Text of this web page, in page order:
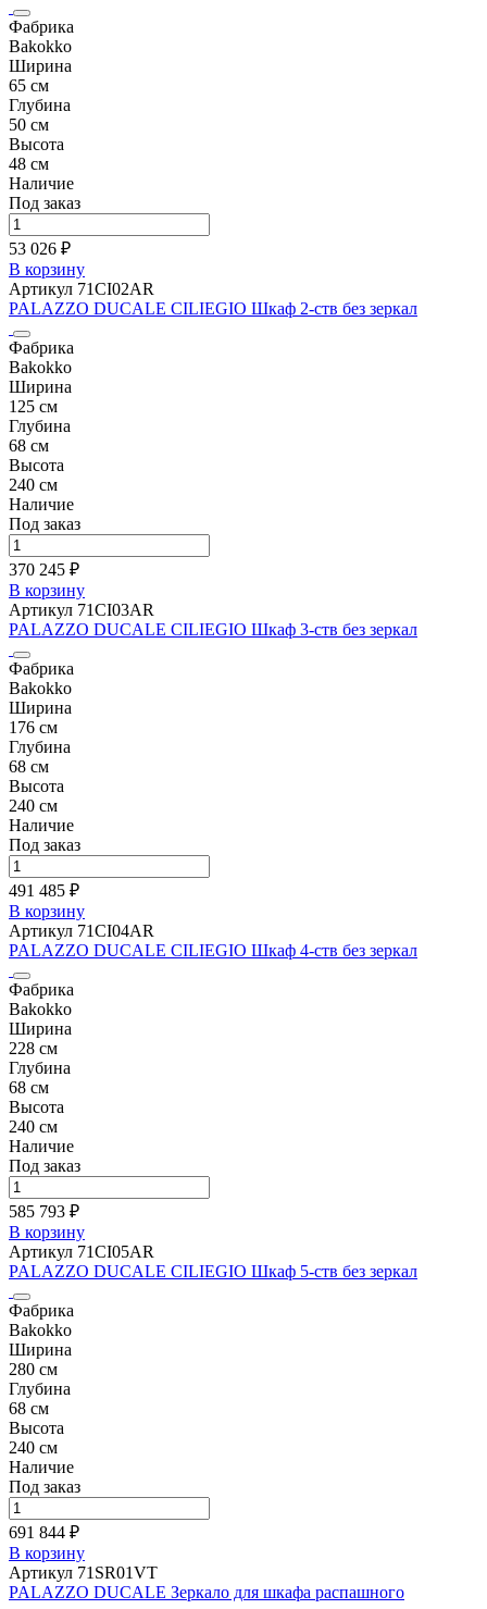
Фабрика
Bakokko
Ширина
65 см
Глубина
50 см
Высота
48 см
Наличие
Под заказ
53 026 ₽
В корзину
Артикул 71CI02AR
PALAZZO DUCALE CILIEGIO Шкаф 2-ств без зеркал
Фабрика
Bakokko
Ширина
125 см
Глубина
68 см
Высота
240 см
Наличие
Под заказ
370 245 ₽
В корзину
Артикул 71CI03AR
PALAZZO DUCALE CILIEGIO Шкаф 3-ств без зеркал
Фабрика
Bakokko
Ширина
176 см
Глубина
68 см
Высота
240 см
Наличие
Под заказ
491 485 ₽
В корзину
Артикул 71CI04AR
PALAZZO DUCALE CILIEGIO Шкаф 4-ств без зеркал
Фабрика
Bakokko
Ширина
228 см
Глубина
68 см
Высота
240 см
Наличие
Под заказ
585 793 ₽
В корзину
Артикул 71CI05AR
PALAZZO DUCALE CILIEGIO Шкаф 5-ств без зеркал
Фабрика
Bakokko
Ширина
280 см
Глубина
68 см
Высота
240 см
Наличие
Под заказ
691 844 ₽
В корзину
Артикул 71SR01VT
PALAZZO DUCALE Зеркало для шкафа распашного